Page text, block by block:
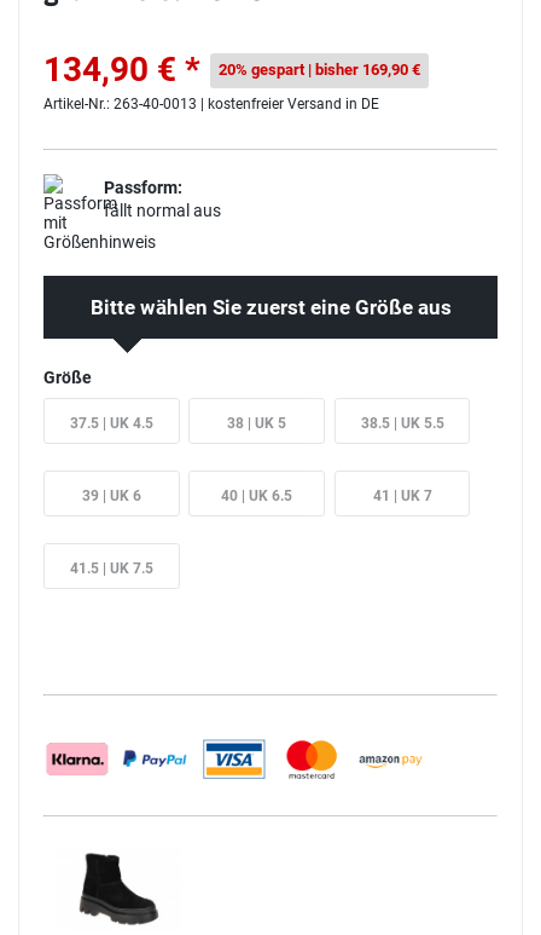
134,90 € * 20% gespart | bisher 169,90 €
Artikel-Nr.: 263-40-0013 | kostenfreier Versand in DE
Passform:
fällt normal aus
Bitte wählen Sie zuerst eine Größe aus
Größe
37.5 | UK 4.5 38 | UK 5 38.5 | UK 5.5
39 | UK 6 40 | UK 6.5 41 | UK 7
41.5 | UK 7.5